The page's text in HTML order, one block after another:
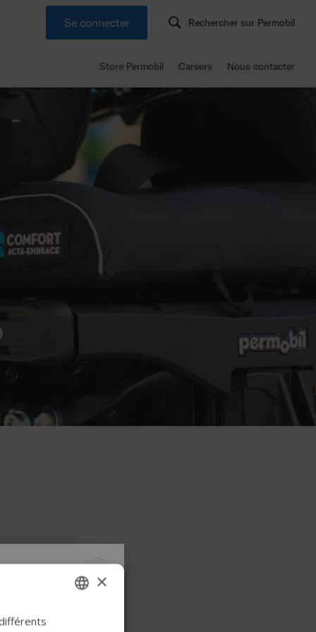
Se connecter Rechercher sur Permobil
Store Permobil Careers Nous contacter
ENGLISH
×